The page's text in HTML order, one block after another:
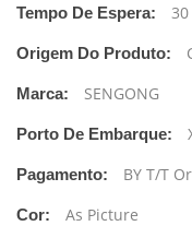
Tempo De Espera:
Origem Do Produto:
Marca: SENGONG
Porto De Embarque:
Pagamento: BY T/T
Cor: As Picture